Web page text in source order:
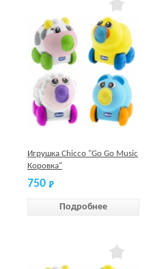
Игрушка Chicco "Go Go Music
Коровка"
750
Подробнее